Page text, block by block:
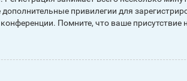
привилегии для
Помните, что ваше